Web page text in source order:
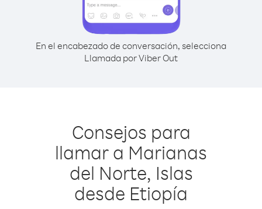
En el encabezado de conversación, selecciona
Llamada por Viber Out
Consejos para
llamar a Marianas
del Norte, Islas
desde Etiopía